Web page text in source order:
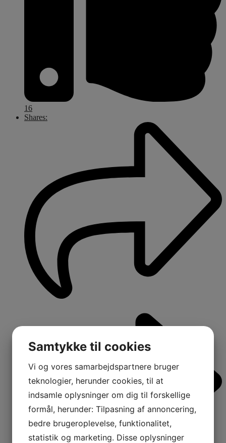
16
Shares:
Samtykke til cookies
Vi og vores samarbejdspartnere bruger
teknologier, herunder cookies, til at
indsamle oplysninger om dig til forskellige
formål, herunder: Tilpasning af annoncering,
bedre brugeroplevelse, funktionalitet,
statistik og marketing. Disse oplysninger